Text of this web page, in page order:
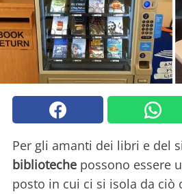
Per gli amanti dei libri e del
biblioteche possono essere
posto in cui ci si isola da ciò